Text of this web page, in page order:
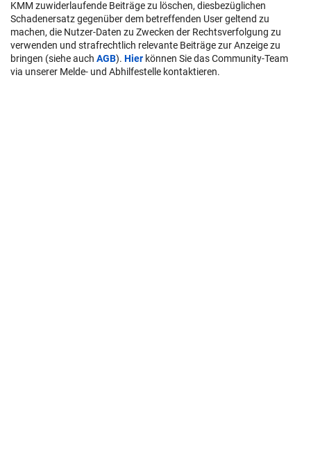
KMM zuwiderlaufende Beiträge zu löschen, diesbezüglichen
Schadenersatz gegenüber dem betreffenden User geltend zu
machen, die Nutzer-Daten zu Zwecken der Rechtsverfolgung zu
verwenden und strafrechtlich relevante Beiträge zur Anzeige zu
bringen (siehe auch AGB). Hier können Sie das Community-Team
via unserer Melde- und Abhilfestelle kontaktieren.